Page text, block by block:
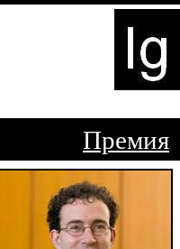
Премия